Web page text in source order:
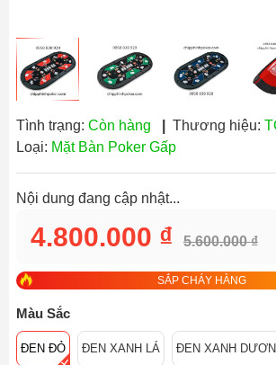
Tình trạng: Còn hàng Thương hiệu:
Loại: Mặt Bàn Poker Gấp
Nội dung đang cập nhật...
4.800.000 ₫ 5.600.000 ₫
SẮP CHÁY HÀNG
Màu Sắc
ĐEN ĐỎ ĐEN XANH LÁ ĐEN XANH